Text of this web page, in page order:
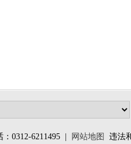
0312-6211495 | 网站地图
违法